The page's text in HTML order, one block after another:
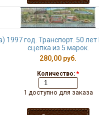
1997 год. Транспорт. 50
сцепка из 5 марок.
280,00 руб.
Количество: *
1 доступно для заказа